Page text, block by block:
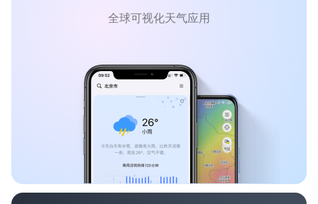
全球可视化天气应用